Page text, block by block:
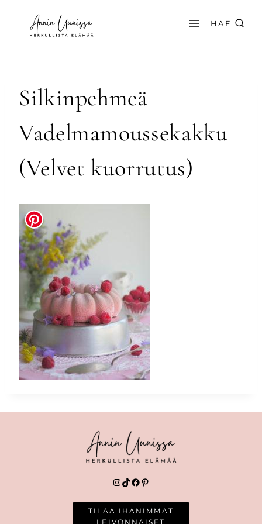
sisältöön
HAE
Silkinpehmeä
Vadelmamoussekakku
(Velvet kuorrutus)
Instagram
TikTok
Facebook
Pinterest
TILAA IHANIMMAT
LEIVONNAISET